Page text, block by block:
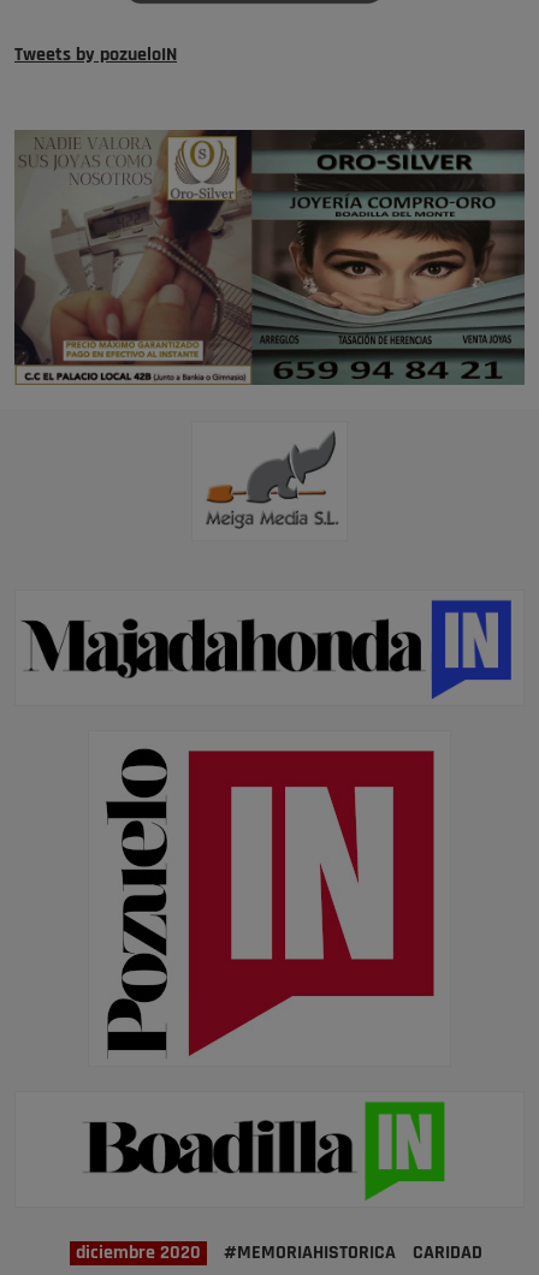
Tweets by pozueloIN
diciembre 2020 #MEMORIAHISTORICA
CARIDAD